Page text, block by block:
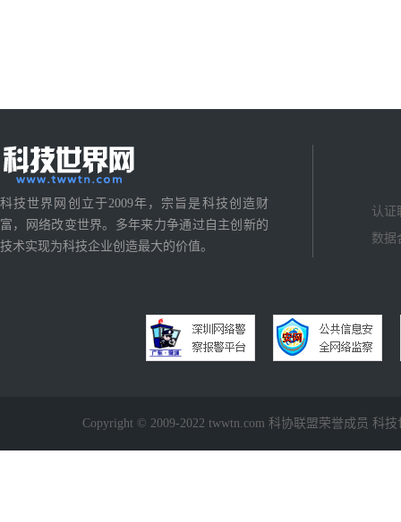
科技世界网创立于2009年，宗旨是科技创造财
富，网络改变世界。多年来力争通过自主创新的
技术实现为科技企业创造最大的价值。
认证
数据
Copyright © 2009-2022 twwtn.com 科协联盟荣誉成员 科